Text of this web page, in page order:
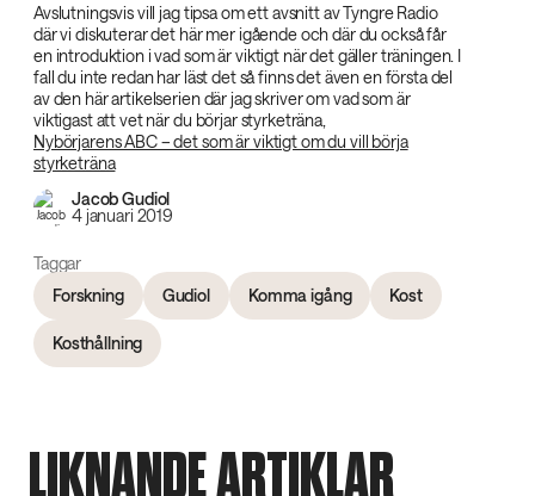
Avslutningsvis vill jag tipsa om ett avsnitt av Tyngre Radio
där vi diskuterar det här mer igående och där du också får
en introduktion i vad som är viktigt när det gäller träningen. I
fall du inte redan har läst det så finns det även en första del
av den här artikelserien där jag skriver om vad som är
viktigast att vet när du börjar styrketräna,
Nybörjarens ABC – det som är viktigt om du vill börja
styrketräna
Jacob Gudiol
4 januari 2019
Taggar
Forskning
Gudiol Komma igång Kost
Kosthållning
LIKNANDE ARTIKLAR